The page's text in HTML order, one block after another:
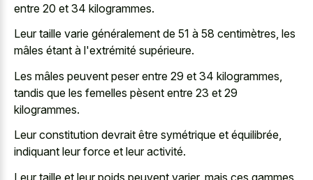
entre 20 et 34 kilogrammes.
Leur taille varie généralement de 51 à 58 centimètres, les
mâles étant à l'extrémité supérieure.
Les mâles peuvent peser entre 29 et 34 kilogrammes,
tandis que les femelles pèsent entre 23 et 29
kilogrammes.
Leur constitution devrait être symétrique et équilibrée,
indiquant leur force et leur activité.
Leur taille et leur poids peuvent varier, mais ces gammes